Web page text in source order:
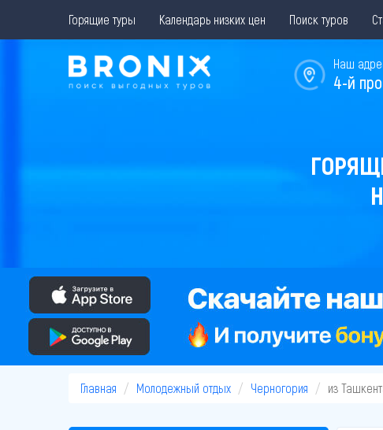
Горящие туры Календарь низких цен Поиск туров
Наш
4-й
Главная Молодежный отдых Черногория из